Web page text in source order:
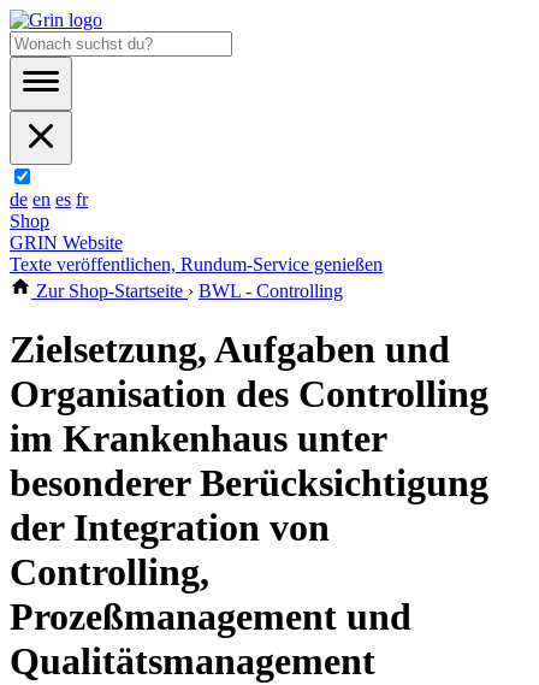
de en es fr
Shop
GRIN Website
Texte veröffentlichen, Rundum-Service genießen
Zur Shop-Startseite › BWL - Controlling
Zielsetzung, Aufgaben und
Organisation des Controlling
im Krankenhaus unter
besonderer Berücksichtigung
der Integration von
Controlling,
Prozeßmanagement und
Qualitätsmanagement